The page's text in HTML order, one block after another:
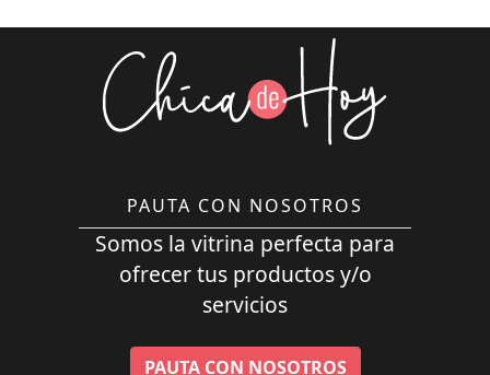
PAUTA CON NOSOTROS
Somos la vitrina perfecta para
ofrecer tus productos y/o
servicios
PAUTA CON NOSOTROS